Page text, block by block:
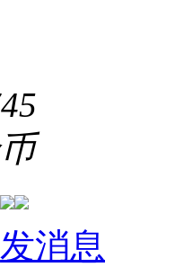
发消息